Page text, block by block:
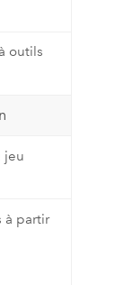
de
et d’analyseTous les
outils
jeu
à partir